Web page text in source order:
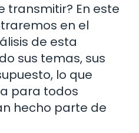
transmitir? En este
en el
de esta
sus temas, sus
lo que
para todos
hecho parte de